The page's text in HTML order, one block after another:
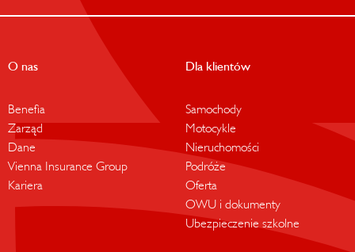
O nas
Benefia
Zarząd
Dane
Vienna Insurance Group
Kariera
Dla klientów
Samochody
Motocykle
Nieruchomości
Podróże
Oferta
OWU i dokumenty
Ubezpieczenie szkolne